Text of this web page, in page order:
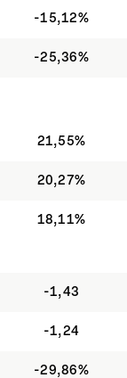
-15,12%
-25,36%
21,55%
20,27%
18,11%
-1,43
-1,24
-29,86%